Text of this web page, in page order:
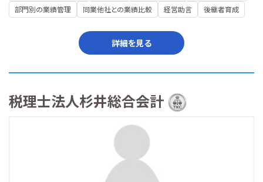
部門別の業績管理
同業他社との業績比較 経営助言 後継者育成
詳細を見る
税理士法人杉井総合会計